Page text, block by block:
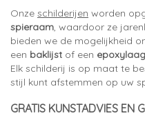
Onze schilderijen worden
spieraam, waardoor ze
bieden we de mogelijkheid
een baklijst of een epoxylaag
Elk schilderij is op maat te
stijl kunt afstemmen op uw
GRATIS KUNSTADVIES EN